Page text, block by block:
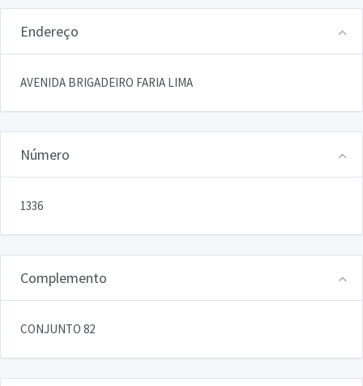
Endereço
AVENIDA BRIGADEIRO FARIA LIMA
Número
1336
Complemento
CONJUNTO 82